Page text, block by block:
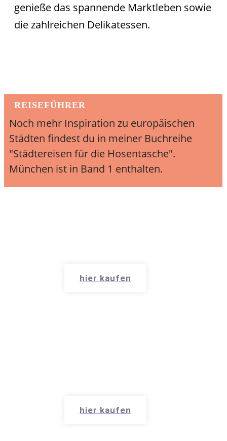
genieße das spannende Marktleben sowie
die zahlreichen Delikatessen.
REISEFÜHRER
Noch mehr Inspiration zu europäischen
Städten findest du in meiner Buchreihe
"Städtereisen für die Hosentasche".
München ist in Band 1 enthalten.
hier kaufen
hier kaufen